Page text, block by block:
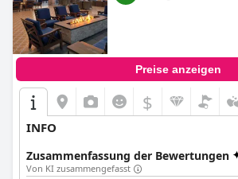
hilfsbereit. Insgesamt erhielt das Hotel Indigo
Gaslamp Quarter tendenziell positive
Preise anzeigen
$
INFO
Zusammenfassung der Bewertungen
Von KI zusammengefasst